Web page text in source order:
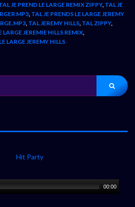
JE PREND LE LARGE REMIX ZIPPY, TAL JE
MP3 TAL JE PRENDS LE LARGE JEREMY
TAL JEREMY HILLS TAL ZIPPY,
LARGE JEREMIE HILLS REMIX
LARGE JEREMY HILLS
00:00